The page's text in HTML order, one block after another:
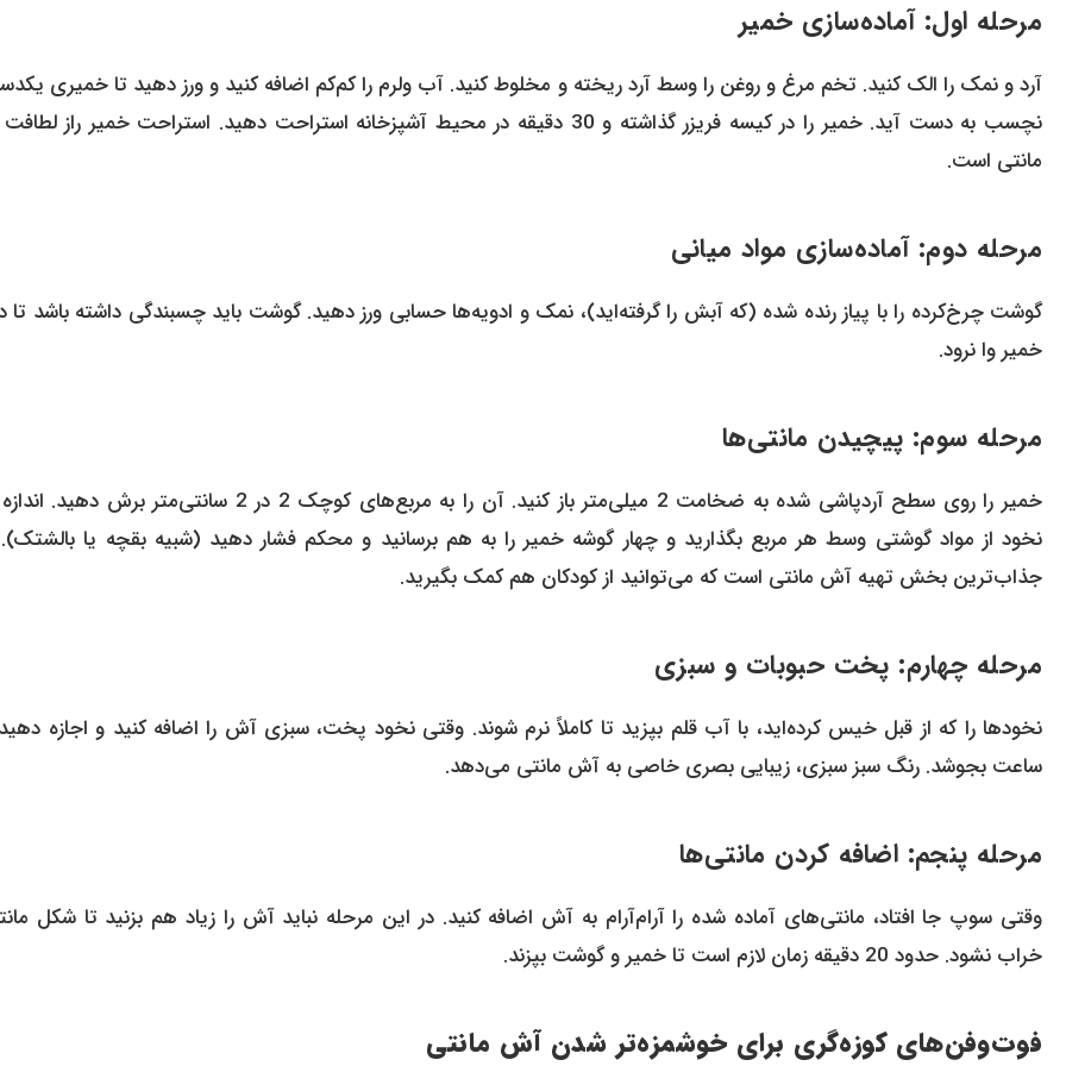
مرحله اول: آماده‌سازی خمیر
آرد و نمک را الک کنید. تخم مرغ و روغن را وسط آرد ریخته و مخلوط کنید. آب ولرم را کم‌کم اضافه کنید و ورز دهید تا خمیری
نچسب به دست آید. خمیر را در کیسه فریزر گذاشته و 30 دقیقه در محیط آشپزخانه استراحت دهید. استراحت خمیر راز
مانتی است.
مرحله دوم: آماده‌سازی مواد میانی
گوشت چرخ‌کرده را با پیاز رنده شده (که آبش را گرفته‌اید)، نمک و ادویه‌ها حسابی ورز دهید. گوشت باید چسبندگی داشته باشد تا
خمیر وا نرود.
مرحله سوم: پیچیدن مانتی‌ها
خمیر را روی سطح آردپاشی شده به ضخامت 2 میلی‌متر باز کنید. آن را به مربع‌های کوچک 2 در 2 سانتی‌متر
نخود از مواد گوشتی وسط هر مربع بگذارید و چهار گوشه خمیر را به هم برسانید و محکم فشار دهید (شبیه بقچه یا
جذاب‌ترین بخش تهیه آش مانتی است که می‌توانید از کودکان هم کمک بگیرید.
مرحله چهارم: پخت حبوبات و سبزی
نخودها را که از قبل خیس کرده‌اید، با آب قلم بپزید تا کاملاً نرم شوند. وقتی نخود پخت، سبزی آش را اضافه کنید و اجازه
ساعت بجوشد. رنگ سبز سبزی، زیبایی بصری خاصی به آش مانتی می‌دهد.
مرحله پنجم: اضافه کردن مانتی‌ها
وقتی سوپ جا افتاد، مانتی‌های آماده شده را آرام‌آرام به آش اضافه کنید. در این مرحله نباید آش را زیاد هم بزنید تا شکل
خراب نشود. حدود 20 دقیقه زمان لازم است تا خمیر و گوشت بپزند.
فوت‌وفن‌های کوزه‌گری برای خوشمزه‌تر شدن آش مانتی